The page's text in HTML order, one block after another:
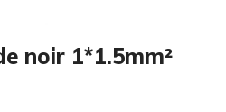
noir 1*1.5mm²